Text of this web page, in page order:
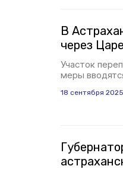
В
через
Участок
меры
18 сентября